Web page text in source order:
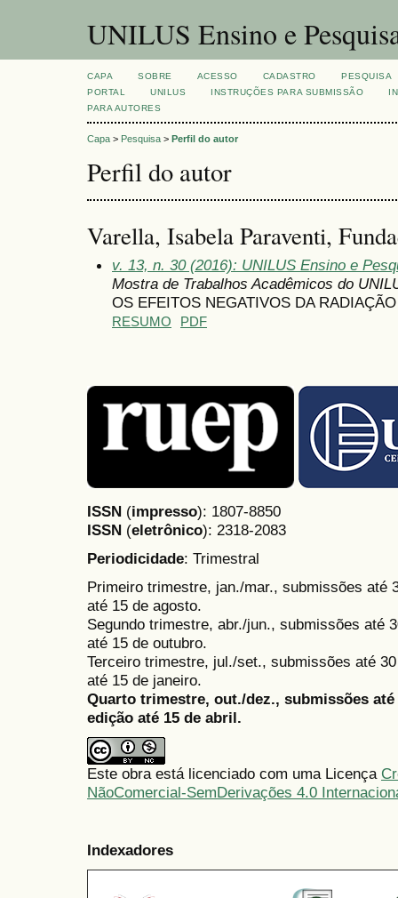
UNILUS Ensino e
CAPA SOBRE ACESSO CADASTRO
PESQUISA
PORTAL
UNILUS INSTRUÇÕES PARA SUBMISSÃO
PARA AUTORES
Capa > Pesquisa > Perfil do autor
Perfil do autor
Varella, Isabela Paraventi,
v. 13, n. 30 (2016): UNILUS Ensino e
Mostra de Trabalhos Acadêmicos do
OS EFEITOS NEGATIVOS DA
RESUMO PDF
ISSN (impresso): 1807-8850
ISSN (eletrônico): 2318-2083
Periodicidade: Trimestral
Primeiro trimestre, jan./mar., submissões até
até 15 de agosto.
Segundo trimestre, abr./jun., submissões até
até 15 de outubro.
Terceiro trimestre, jul./set., submissões até
até 15 de janeiro.
Quarto trimestre, out./dez., submissões
edição até 15 de abril.
Este obra está licenciado com uma Licença
NãoComercial-SemDerivações 4.0
Indexadores